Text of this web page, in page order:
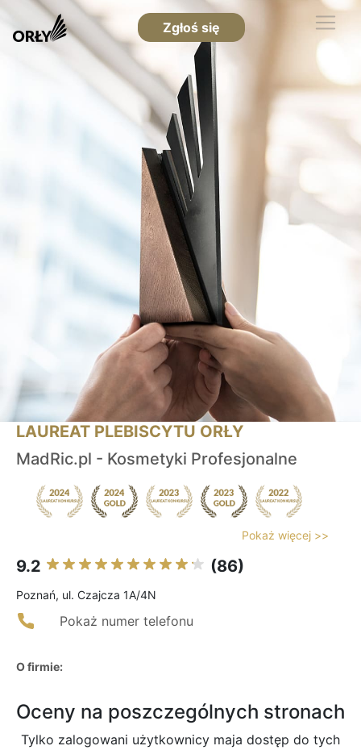
Zgłoś się
LAUREAT PLEBISCYTU ORŁY
MadRic.pl - Kosmetyki Profesjonalne
Pokaż więcej >>
9.2 (86)
Poznań, ul. Czajcza 1A/4N
Pokaż numer telefonu
O firmie:
Oceny na poszczególnych stronach
Tylko zalogowani użytkownicy maja dostęp do tych